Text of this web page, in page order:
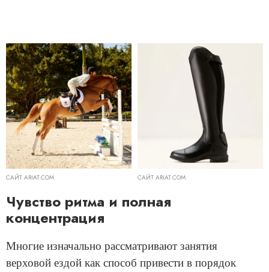
САЙТ ARIAT.COM САЙТ ARIAT.COM
Чувство ритма и полная
концентрация
Многие изначально рассматривают занятия
верховой ездой как способ привести в порядок